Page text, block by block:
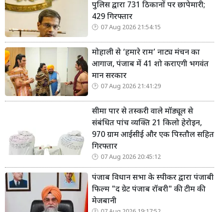
पुलिस द्वारा 731 ठिकानों पर छापेमारी;
429 गिरफ्तार
07 Aug 2026 21:54:15
मोहाली से ‘हमारे राम’ नाट्य मंचन का
आगाज, पंजाब में 41 शो कराएगी भगवंत
मान सरकार
07 Aug 2026 21:41:29
सीमा पार से तस्करी वाले मॉड्यूल से
संबंधित पांच व्यक्ति 21 किलो हेरोइन,
970 ग्राम आईसीई और एक पिस्तौल सहित
गिरफ्तार
07 Aug 2026 20:45:12
पंजाब विधान सभा के स्पीकर द्वारा पंजाबी
फिल्म "द ग्रेट पंजाब रॉबरी" की टीम की
मेजबानी